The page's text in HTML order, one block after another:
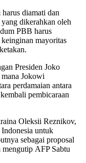
diamati dan
dikerahkan oleh
PBB harus
mayoritas
Presiden Joko
Jokowi
perdamaian antara
pembicaraan
Oleksii Reznikov,
untuk
sebagai proposal
AFP Sabtu